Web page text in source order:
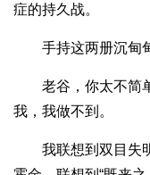
症的持久战。
手持这两册沉甸甸
老谷，你太不简单
我，我做不到。
我联想到双目失明